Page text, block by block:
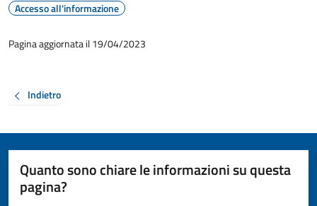
Accesso all'informazione
Pagina aggiornata il 19/04/2023
Indietro
Quanto sono chiare le informazioni su questa
pagina?